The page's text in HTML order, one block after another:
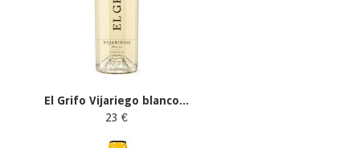
El Grifo Vijariego blanco...
23 €